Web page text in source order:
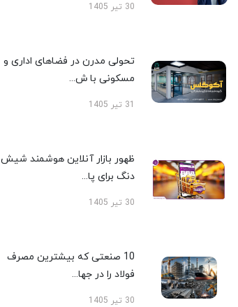
30 تیر 1405
تحولی مدرن در فضاهای اداری و
مسکونی با ش...
31 تیر 1405
ظهور بازار آنلاین هوشمند شیش
دنگ برای پا...
30 تیر 1405
10 صنعتی که بیشترین مصرف
فولاد را در جها...
30 تیر 1405